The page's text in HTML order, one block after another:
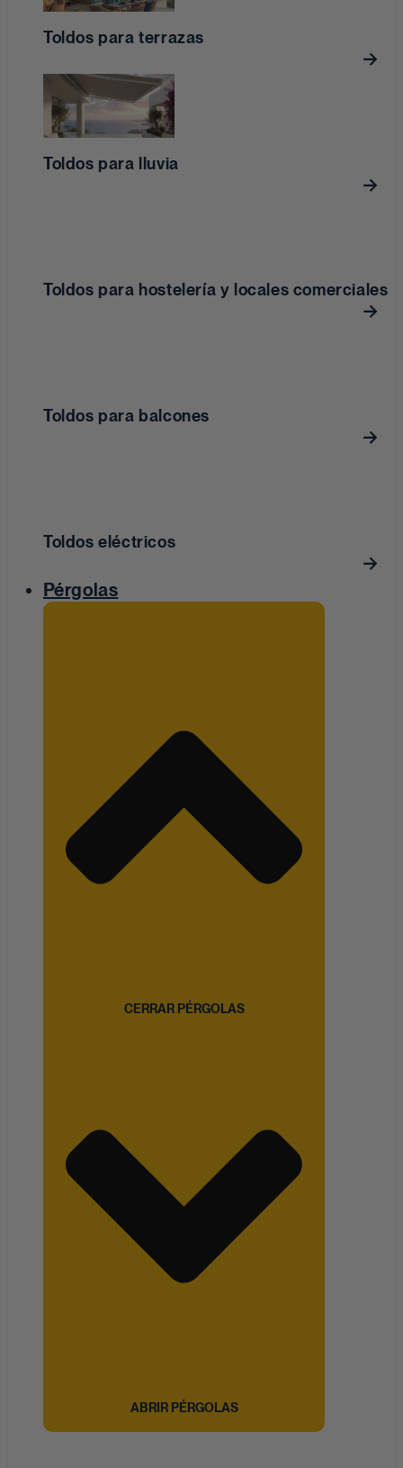
Toldos para terrazas
Toldos para lluvia
Toldos para hostelería y locales comerciales
Toldos para balcones
Toldos eléctricos
Pérgolas
CERRAR PÉRGOLAS
ABRIR PÉRGOLAS